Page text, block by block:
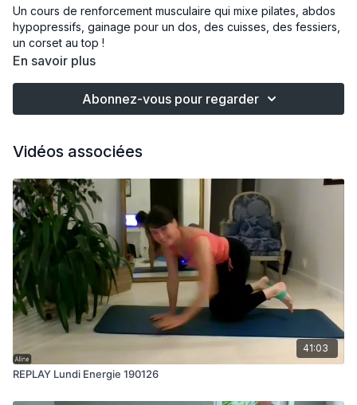
Un cours de renforcement musculaire qui mixe pilates, abdos
hypopressifs, gainage pour un dos, des cuisses, des fessiers,
un corset au top !
En savoir plus
Abonnez-vous pour regarder
Vidéos associées
41:03
REPLAY Lundi Energie 190126